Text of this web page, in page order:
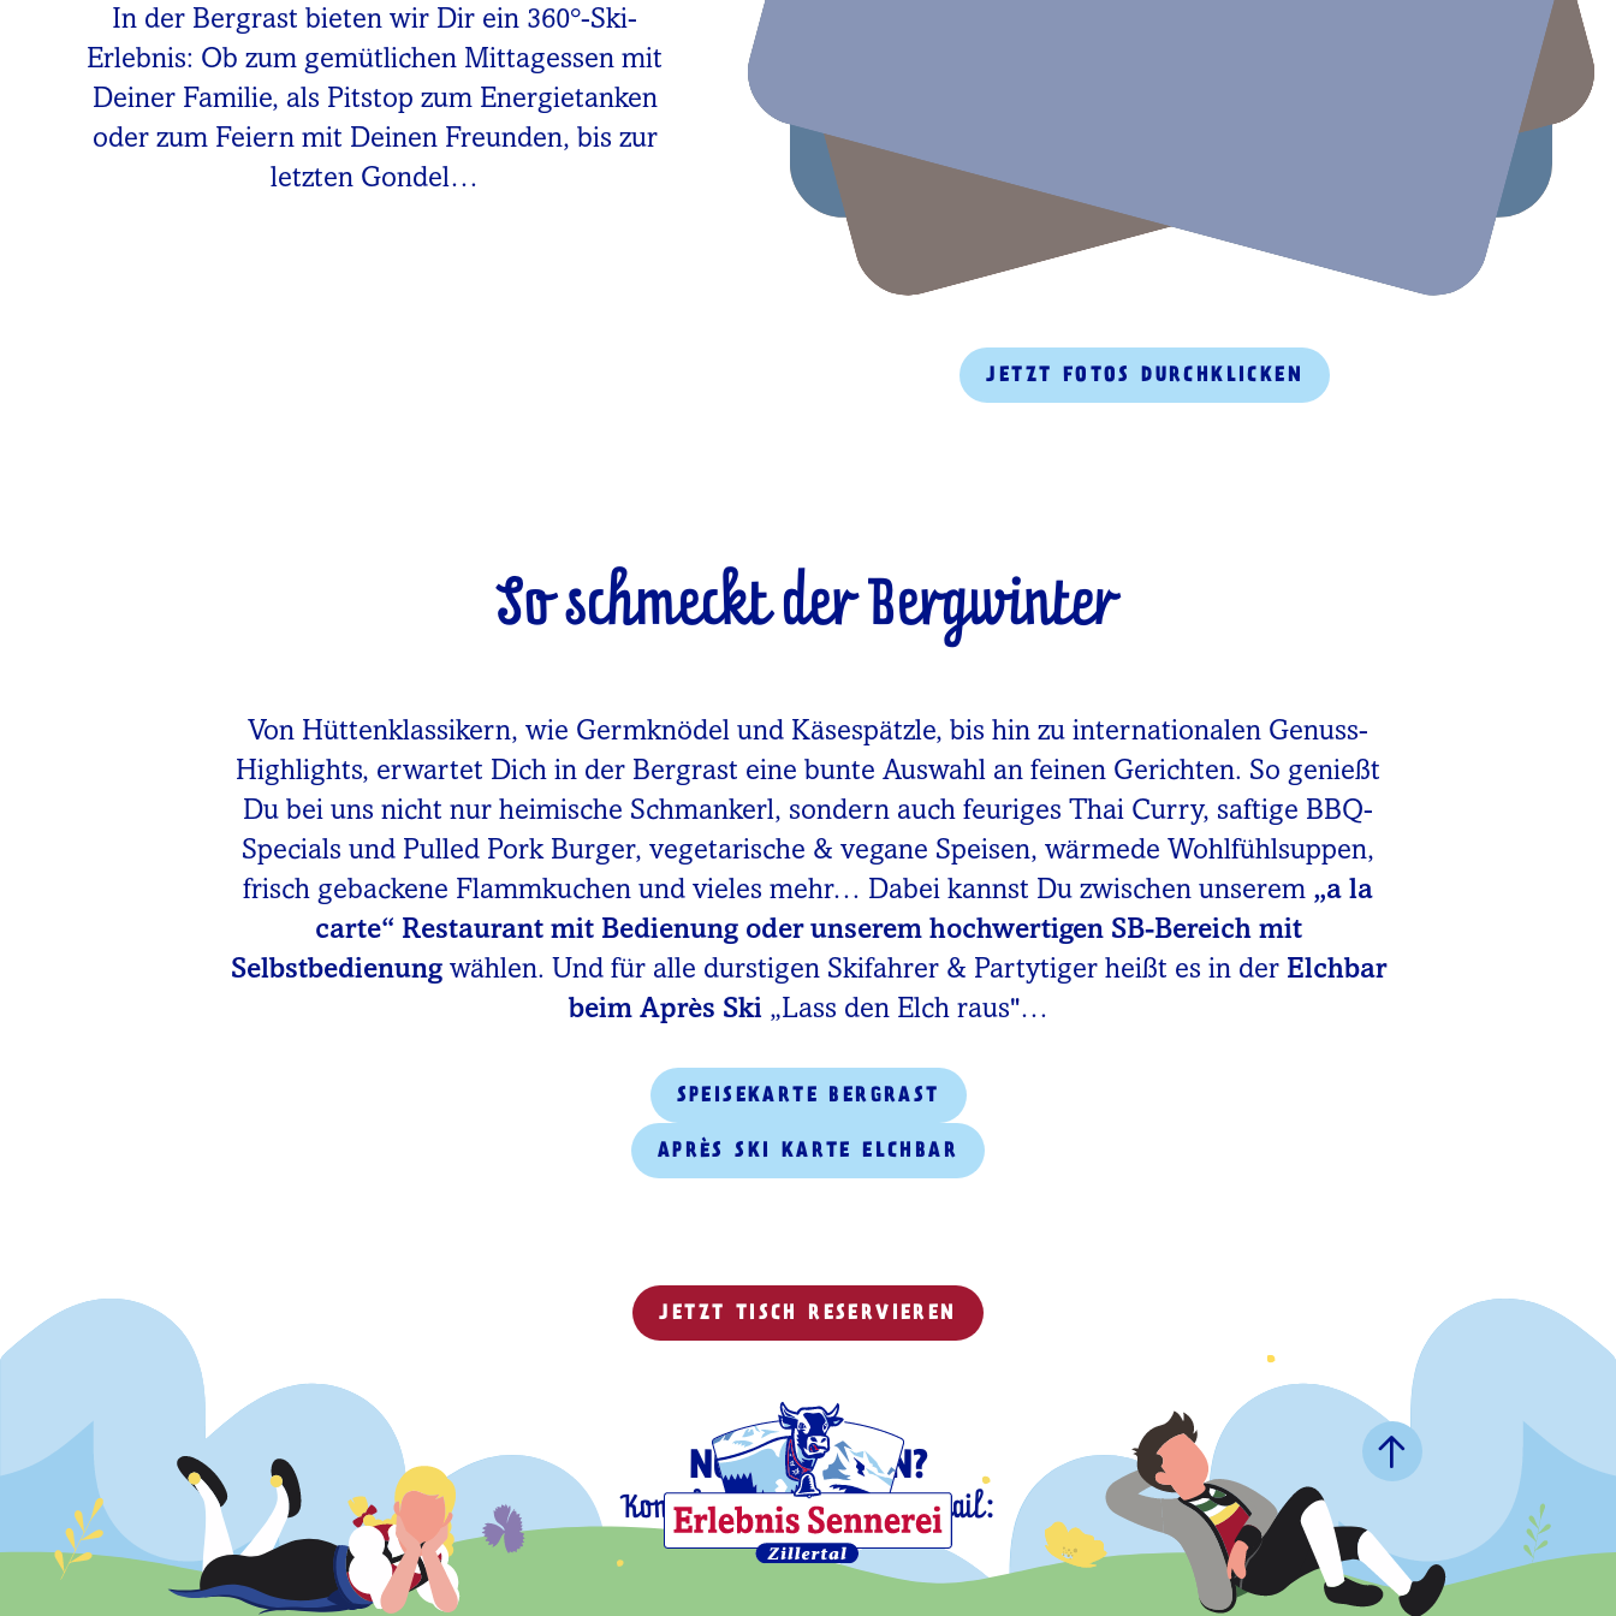
In der Bergrast bieten wir Dir ein 360°-Ski-
Erlebnis: Ob zum gemütlichen Mittagessen mit
Deiner Familie, als Pitstop zum Energietanken
oder zum Feiern mit Deinen Freunden, bis zur
letzten Gondel…
JETZT FOTOS DURCHKLICKEN
So schmeckt der Bergwinter
Von Hüttenklassikern, wie Germknödel und Käsespätzle, bis hin zu internationalen Genuss-
Highlights, erwartet Dich in der Bergrast eine bunte Auswahl an feinen Gerichten. So genießt
Du bei uns nicht nur heimische Schmankerl, sondern auch feuriges Thai Curry, saftige BBQ-
Specials und Pulled Pork Burger, vegetarische & vegane Speisen, wärmede Wohlfühlsuppen,
frisch gebackene Flammkuchen und vieles mehr… Dabei kannst Du zwischen unserem „a la
carte“ Restaurant mit Bedienung oder unserem hochwertigen SB-Bereich mit
Selbstbedienungwählen. Und für alle durstigen Skifahrer & Partytiger heißt es in der Elchbar
beim Après Ski „Lass den Elch raus"…
SPEISEKARTE BERGRAST
APRÈS SKI KARTE ELCHBAR
JETZT TISCH RESERVIEREN
NOCH FRAGEN?
Kontaktiere uns gerne per Mail:
info@bergrast.at